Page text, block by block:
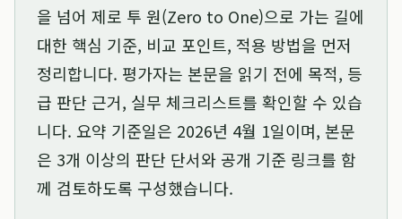
을 넘어 제로 투 원(Zero to One)으로 가는 길에
대한 핵심 기준, 비교 포인트, 적용 방법을 먼저
정리합니다. 평가자는 본문을 읽기 전에 목적, 등
급 판단 근거, 실무 체크리스트를 확인할 수 있습
니다. 요약 기준일은 2026년 4월 1일이며, 본문
은 3개 이상의 판단 단서와 공개 기준 링크를 함
께 검토하도록 구성했습니다.